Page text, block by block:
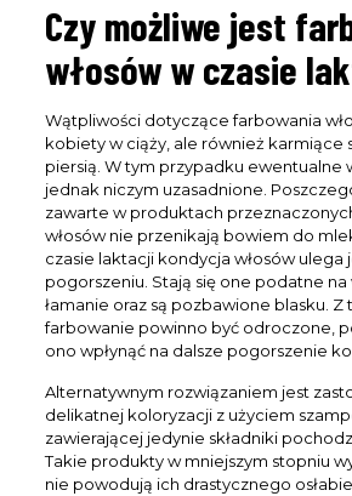
Czy możliwe jest
włosów w czasie
Wątpliwości dotyczące farbowania
kobiety w ciąży, ale również karmiące
piersią. W tym przypadku ewentualne
jednak niczym uzasadnione.
zawarte w produktach
włosów nie przenikają bowiem do
czasie laktacji kondycja włosów ulega
pogorszeniu. Stają się one podatne na
łamanie oraz są pozbawione blasku.
farbowanie powinno być odroczone,
ono wpłynąć na dalsze pogorszenie
Alternatywnym rozwiązaniem jest
delikatnej koloryzacji z użyciem
zawierającej jedynie składniki
Takie produkty w mniejszym stopniu
nie powodują ich drastycznego